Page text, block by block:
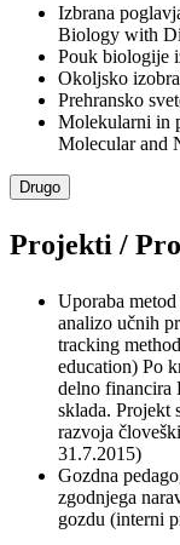
Izbrana
Biology with
Pouk biologije
Okoljsko
Prehransko
Molekularni in
Molecular and
Drugo
Projekti /
Uporaba
analizo učnih
tracking
education) Po
delno financira
sklada. Projekt
razvoja
31.7.2015)
Gozdna
zgodnjega
gozdu (interni